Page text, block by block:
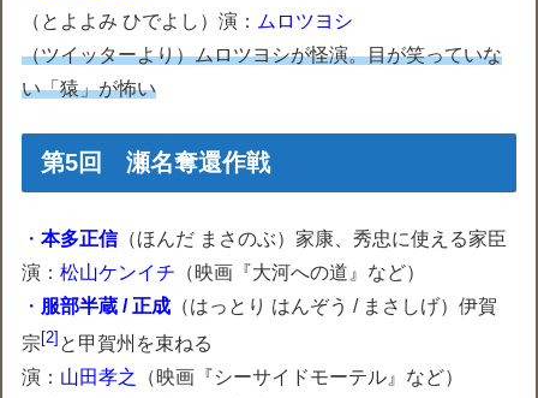
（とよよみ ひでよし）演： ムロツヨシ
（ツイッターより）ムロツヨシが怪演。目が笑っていな
い「猿」が怖い
第5回 瀬名奪還作戦
・本多正信（ほんだ まさのぶ）家康、秀忠に使える家臣
演：松山ケンイチ （映画『大河への道』など）
・ 服部半蔵 / 正成 （はっとり はんぞう / まさしげ）伊賀
宗 2 と甲賀州を束ねる
演： 山田孝之
（映画『シーサイドモーテル』など）